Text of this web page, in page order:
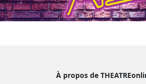
À propos de